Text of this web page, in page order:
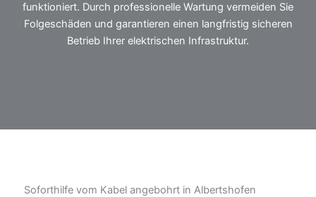
funktioniert. Durch professionelle Wartung vermeiden Sie
Folgeschäden und garantieren einen langfristig sicheren
Betrieb Ihrer elektrischen Infrastruktur.
Soforthilfe vom Kabel angebohrt in Albertshofen